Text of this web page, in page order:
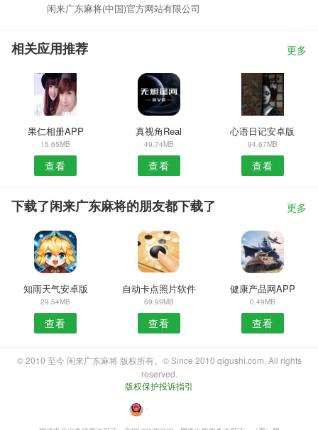
闲来广东麻将(中国)官方网站有限公司
相关应用推荐 更多
果仁相册APP
15.65MB
查看
真视角Real
49.74MB
查看
心语日记安卓版
94.67MB
查看
下载了闲来广东麻将的朋友都下载了 更多
知雨天气安卓版
29.54MB
查看
自动卡点照片软件
69.99MB
查看
健康产品网APP
0.49MB
查看
© 2010 至今 闲来广东麻将 版权所有。© Since 2010 qigushi.com. All rights
reserved.
版权保护投诉指引
・